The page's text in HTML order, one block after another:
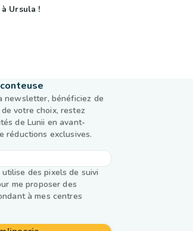
Ursula !
newsletter, bénéficiez de
votre choix, restez
de Lunii en avant-
réductions exclusives.
utilise des pixels de suivi
me proposer des
à mes centres